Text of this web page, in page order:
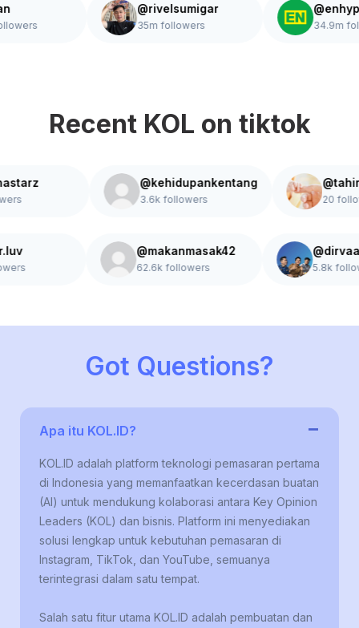
followers
@rivelsumigar
35m followers
Recent KOL on tiktok
@kehidupankentang
3.6k followers 20 followers
followers
@makanmasak42
62.6k followers
Got Questions?
Apa itu KOL.ID? −
KOL.ID adalah platform teknologi pemasaran pertama
di Indonesia yang memanfaatkan kecerdasan buatan
(AI) untuk mendukung kolaborasi antara Key Opinion
Leaders (KOL) dan bisnis. Platform ini menyediakan
solusi lengkap untuk kebutuhan pemasaran di
Instagram, TikTok, dan YouTube, semuanya
terintegrasi dalam satu tempat.
Salah satu fitur utama KOL.ID adalah pembuatan dan